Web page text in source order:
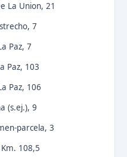
La Union, 21
7
Paz, 7
Paz, 103
Paz, 106
(s.ej.), 9
parcela, 3
108,5